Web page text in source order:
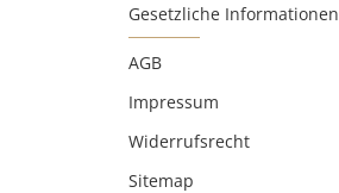
Gesetzliche Informationen
AGB
Impressum
Widerrufsrecht
Sitemap